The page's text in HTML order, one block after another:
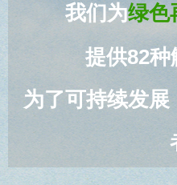
我们为绿色
提供82种
为了可持续发